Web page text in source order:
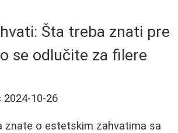
Šta treba znati pre
se odlučite za filere
2024-10-26
znate o estetskim zahvatima sa